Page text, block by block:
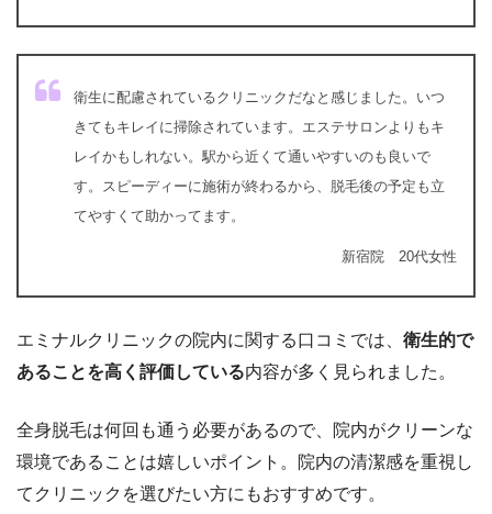
衛生に配慮されているクリニックだなと感じました。いつ
きてもキレイに掃除されています。エステサロンよりもキ
レイかもしれない。駅から近くて通いやすいのも良いで
す。スピーディーに施術が終わるから、脱毛後の予定も立
てやすくて助かってます。
新宿院 20代女性
エミナルクリニックの院内に関する口コミでは、 衛生的で
あることを高く評価している内容が多く見られました。
全身脱毛は何回も通う必要があるので、院内がクリーンな
環境であることは嬉しいポイント。院内の清潔感を重視し
てクリニックを選びたい方にもおすすめです。